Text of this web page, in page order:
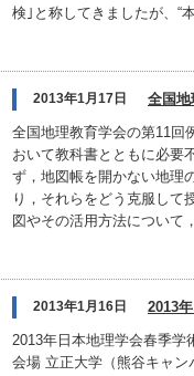
検｣と称してきましたが、“
2013年1月17日
全国
全国地理教育学会の第11回
おいて教科書とともに必要
ず，地図帳を開かない地理
り，それらをどう克服して
図やその活用方法について
2013年1月16日
2013
2013年日本地理学会春季
会場 立正大学（熊谷キャ